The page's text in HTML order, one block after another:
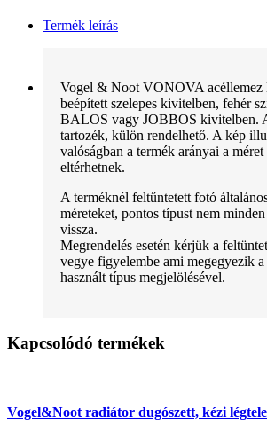
Termék leírás
Vogel & Noot VONOVA acéllemez
beépített szelepes kivitelben, fehér
BALOS vagy JOBBOS kivitelben.
tartozék, külön rendelhető. A kép
valóságban a termék arányai a
eltérhetnek.
A terméknél feltűntetett fotó
méreteket, pontos típust nem minden
vissza.
Megrendelés esetén kérjük a
vegye figyelembe ami megegyezik
használt típus megjelölésével.
Kapcsolódó termékek
Vogel&Noot radiátor dugószett, kézi